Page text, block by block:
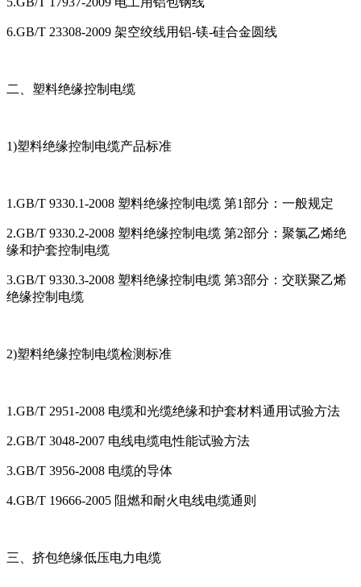
6.GB/T 23308-2009 架空绞线用铝-镁-硅合金圆线
二、塑料绝缘控制电缆
1)塑料绝缘控制电缆产品标准
1.GB/T 9330.1-2008 塑料绝缘控制电缆 第1部分：一般规定
2.GB/T 9330.2-2008 塑料绝缘控制电缆 第2部分：聚氯乙烯绝
缘和护套控制电缆
3.GB/T 9330.3-2008 塑料绝缘控制电缆 第3部分：交联聚乙烯
绝缘控制电缆
2)塑料绝缘控制电缆检测标准
1.GB/T 2951-2008 电缆和光缆绝缘和护套材料通用试验方法
2.GB/T 3048-2007 电线电缆电性能试验方法
3.GB/T 3956-2008 电缆的导体
4.GB/T 19666-2005 阻燃和耐火电线电缆通则
三、挤包绝缘低压电力电缆